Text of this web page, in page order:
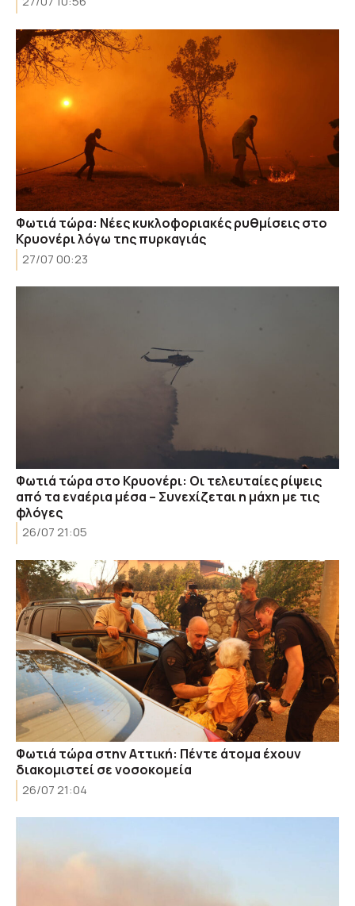
Φωτιά τώρα: Nέες κυκλοφοριακές ρυθμίσεις στο
Κρυονέρι λόγω της πυρκαγιάς
27/07 00:23
Φωτιά τώρα στο Κρυονέρι: Οι τελευταίες ρίψεις
από τα εναέρια μέσα – Συνεχίζεται η μάχη με τις
φλόγες
26/07 21:05
Φωτιά τώρα στην Αττική: Πέντε άτομα έχουν
διακομιστεί σε νοσοκομεία
26/07 21:04